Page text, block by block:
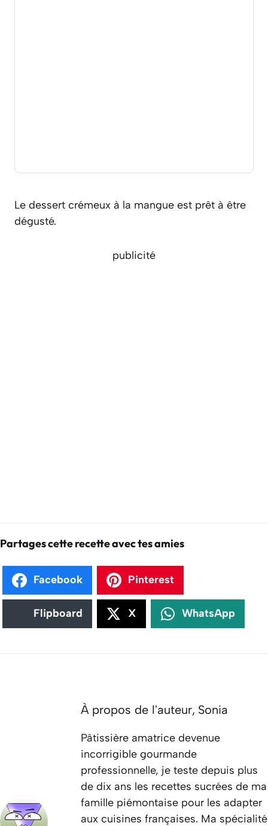
Le dessert crémeux à la mangue est prêt à être
dégusté.
publicité
Partages cette recette avec tes amies
Facebook Pinterest
Flipboard X WhatsApp
À propos de l'auteur, Sonia
Pâtissière amatrice devenue
incorrigible gourmande
professionnelle, je teste depuis plus
de dix ans les recettes sucrées de ma
famille piémontaise pour les adapter
aux cuisines françaises. Ma spécialité